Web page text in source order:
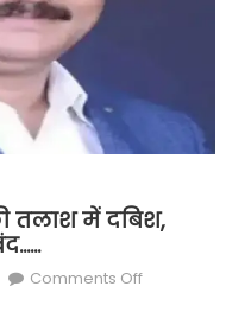
तलाश में दबिश,
Comments Offon